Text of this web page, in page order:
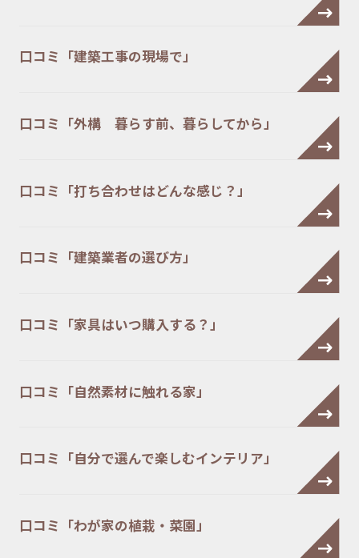
口コミ「建築工事の現場で」
口コミ「外構 暮らす前、暮らしてから」
口コミ「打ち合わせはどんな感じ？」
口コミ「建築業者の選び方」
口コミ「家具はいつ購入する？」
口コミ「自然素材に触れる家」
口コミ「自分で選んで楽しむインテリア」
口コミ「わが家の植栽・菜園」